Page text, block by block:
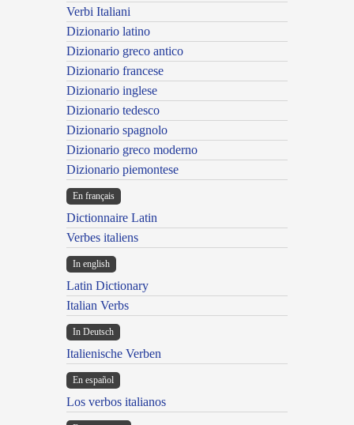
Verbi Italiani
Dizionario latino
Dizionario greco antico
Dizionario francese
Dizionario inglese
Dizionario tedesco
Dizionario spagnolo
Dizionario greco moderno
Dizionario piemontese
En français
Dictionnaire Latin
Verbes italiens
In english
Latin Dictionary
Italian Verbs
In Deutsch
Italienische Verben
En español
Los verbos italianos